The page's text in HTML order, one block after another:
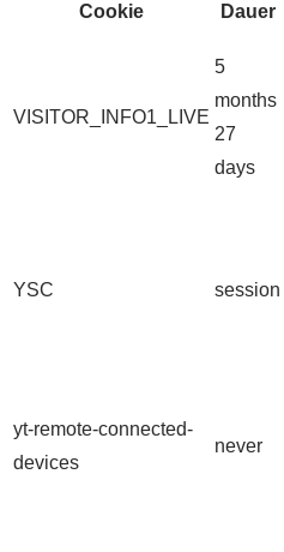
Cookie
Dauer
VISITOR_INFO1_LIVE
5
months
27
days
YSC session
yt-remote-connected-
devices
never